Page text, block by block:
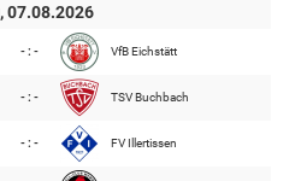
07.08.2026
- : - VfB Eichstätt
- : - TSV Buchbach
- : - FV Illertissen